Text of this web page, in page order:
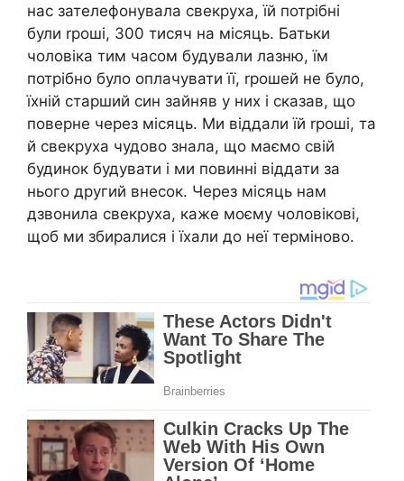
нас зателефонувала свекруха, їй потрібні
були rроші, 300 тисяч на місяць. Батьки
чоловіка тим часом будували лазню, їм
потрібно було оплачувати її, rрошей не було,
їхній старший син зайняв у них і сказав, що
поверне через місяць. Ми віддали їй rроші, та
й свекруха чудово знала, що маємо свій
будинок будувати і ми повинні віддати за
нього другий внесок. Через місяць нам
дзвонила свекруха, каже моєму чоловікові,
щоб ми збиралися і їхали до неї терміново.